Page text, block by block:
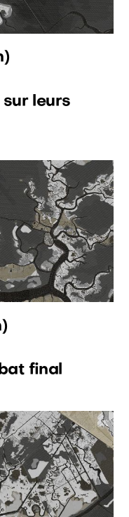
sur leurs
final